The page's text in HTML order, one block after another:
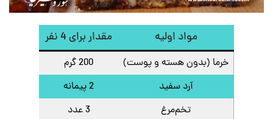
مواد اولیه مقدار برای 4 نفر
خرما (بدون هسته و پوست)
200 گرم
آرد سفید
2 پیمانه
تخم‌مرغ
3 عدد